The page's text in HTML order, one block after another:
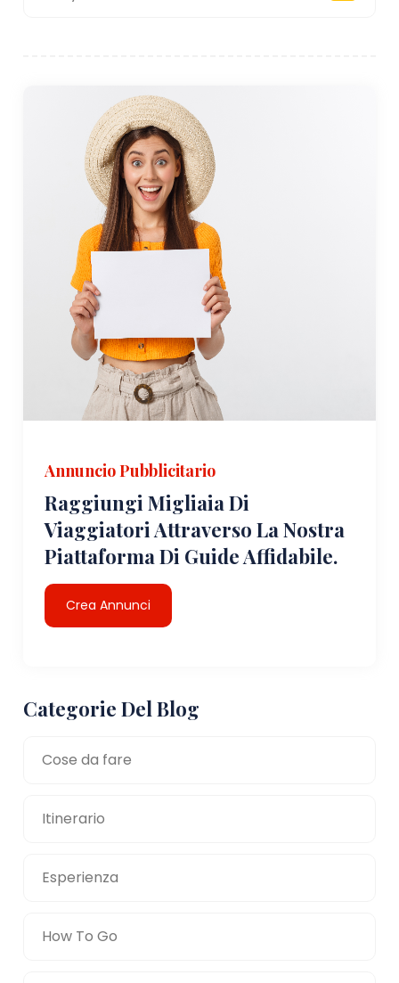
Annuncio Pubblicitario
Raggiungi Migliaia Di
Viaggiatori Attraverso La Nostra
Piattaforma Di Guide Affidabile.
Crea Annunci
Categorie Del Blog
Cose da fare
Itinerario
Esperienza
How To Go